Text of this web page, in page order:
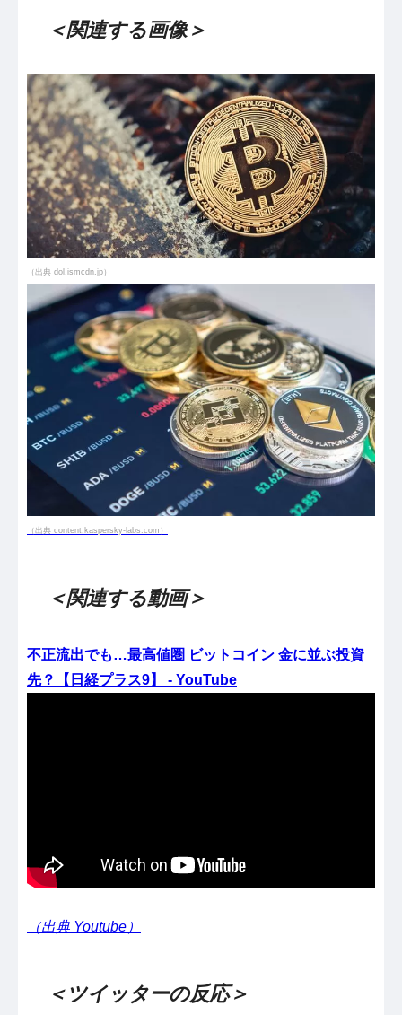
＜関連する画像＞
（出典 dol.ismcdn.jp）
（出典 content.kaspersky-labs.com）
＜関連する動画＞
不正流出でも…最高値圏 ビットコイン 金に並ぶ投資
先？【日経プラス9】 - YouTube
（出典 Youtube）
＜ツイッターの反応＞